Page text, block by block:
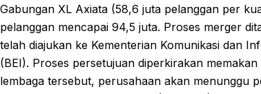
Gabungan XL Axiata (58,6 juta pelanggan per
pelanggan mencapai 94,5 juta. Proses merger
telah diajukan ke Kementerian Komunikasi dan
(BEI). Proses persetujuan diperkirakan
lembaga tersebut, perusahaan akan menunggu